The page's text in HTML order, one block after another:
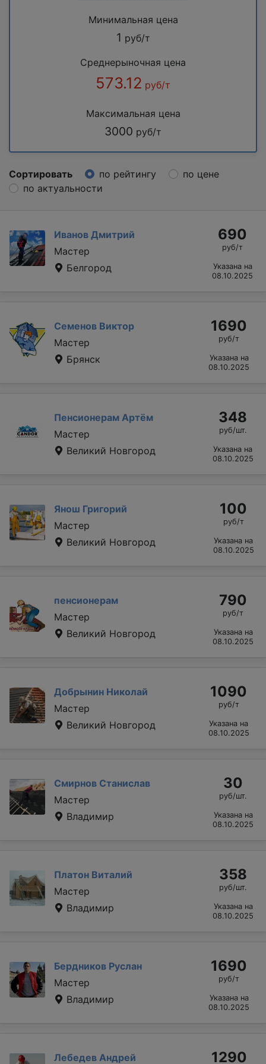
Минимальная цена
1 руб/т
Среднерыночная цена
573.12 руб/т
Максимальная цена
3000 руб/т
Сортировать по рейтингу
по цене
по актуальности
Иванов Дмитрий
Мастер
Белгород
690
руб/т
Указана на
08.10.2025
Семенов Виктор
Мастер
Брянск
1690
руб/т
Указана на
08.10.2025
Пенсионерам Артём
Мастер
Великий Новгород
348
руб/шт.
Указана на
08.10.2025
Янош Григорий
Мастер
Великий Новгород
100
руб/т
Указана на
08.10.2025
пенсионерам
Мастер
Великий Новгород
790
руб/т
Указана на
08.10.2025
Добрынин Николай
Мастер
Великий Новгород
1090
руб/т
Указана на
08.10.2025
Смирнов Станислав
Мастер
Владимир
30
руб/шт.
Указана на
08.10.2025
Платон Виталий
Мастер
Владимир
358
руб/шт.
Указана на
08.10.2025
Бердников Руслан
Мастер
Владимир
1690
руб/т
Указана на
08.10.2025
Лебедев Андрей
1290